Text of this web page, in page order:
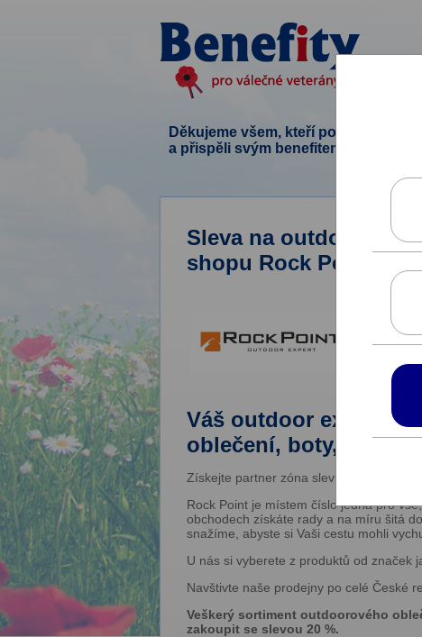
Děkujeme všem, kteří podpořili tento
a přispěli svým benefitem.
Sleva na outdoorové
shopu Rock Point.
Váš outdoor expert
oblečení, boty,
Získejte partner zóna slevu na vše z
Rock Point je místem číslo jedna pro
obchodech získáte rady a na míru šitá
snažíme, abyste si Vaši cestu mohli
U nás si vyberete z produktů od značek
Navštivte naše prodejny po celé České
Veškerý sortiment outdoorového
zakoupit se slevou 20 %.